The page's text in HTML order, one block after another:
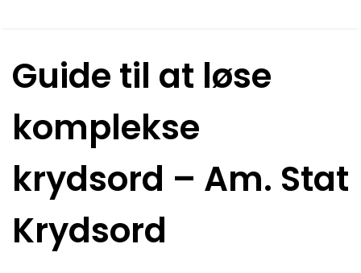
Guide til at løse
komplekse
krydsord – Am. Stat
Krydsord